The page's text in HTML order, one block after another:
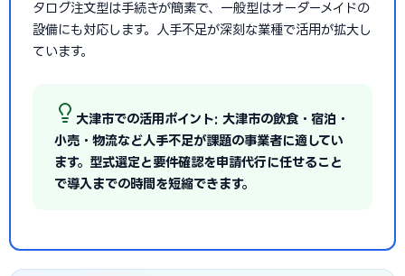
タログ注文型は手続きが簡素で、一般型はオーダーメイドの
設備にも対応します。人手不足が深刻な業種で活用が拡大し
ています。
大津市での活用ポイント: 大津市の飲食・宿泊・
小売・物流など人手不足が課題の事業者に適してい
ます。型式選定と要件確認を申請代行に任せること
で導入までの時間を短縮できます。